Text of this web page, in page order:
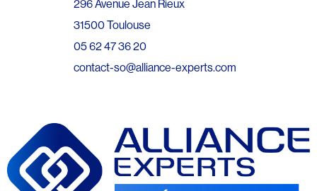
296 Avenue Jean Rieux
31500 Toulouse
05 62 47 36 20
contact-so@alliance-experts.com